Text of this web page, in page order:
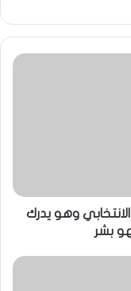
وهو يدرك
بشر